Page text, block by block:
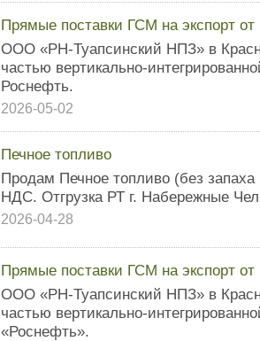
Прямые поставки ГСМ на экспорт
ООО «РН-Туапсинский НПЗ» в
частью вертикально-
Роснефть.
2026-05-02
Печное топливо
Продам Печное топливо (без
НДС. Отгрузка РТ г. Набережные
2026-04-28
Прямые поставки ГСМ на экспорт
ООО «РН-Туапсинский НПЗ» в
частью вертикально-
«Роснефть».